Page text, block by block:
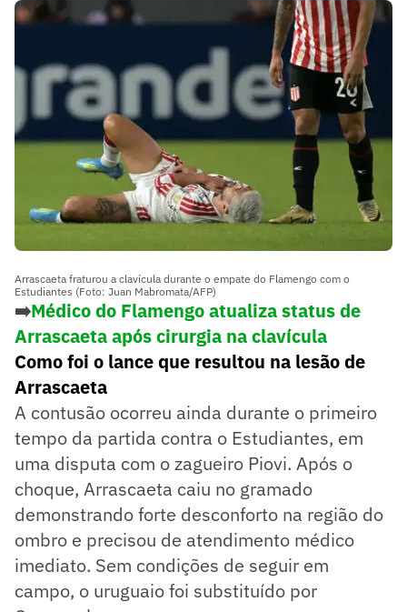
Arrascaeta fraturou a clavícula durante o empate do Flamengo com o
Estudiantes (Foto: Juan Mabromata/AFP)
➡️Médico do Flamengo atualiza status de
Arrascaeta após cirurgia na clavícula
Como foi o lance que resultou na lesão de
Arrascaeta
A contusão ocorreu ainda durante o primeiro
tempo da partida contra o Estudiantes, em
uma disputa com o zagueiro Piovi. Após o
choque, Arrascaeta caiu no gramado
demonstrando forte desconforto na região do
ombro e precisou de atendimento médico
imediato. Sem condições de seguir em
campo, o uruguaio foi substituído por